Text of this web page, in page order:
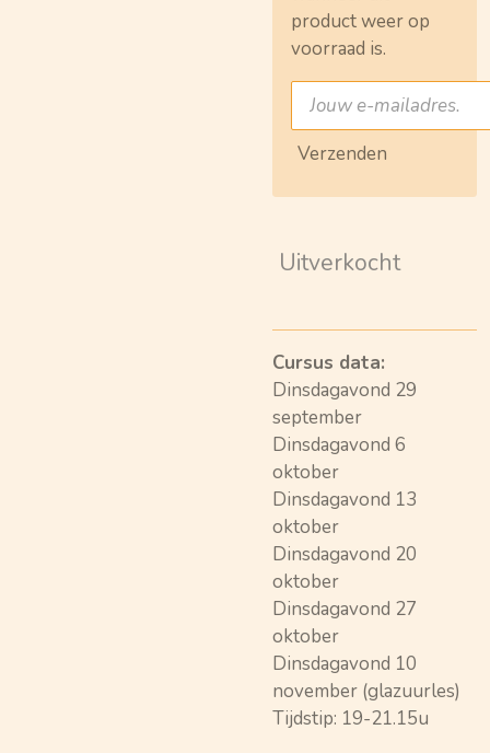
product weer op
voorraad is.
Verzenden
Uitverkocht
Cursus data:
Dinsdagavond 29
september
Dinsdagavond 6
oktober
Dinsdagavond 13
oktober
Dinsdagavond 20
oktober
Dinsdagavond 27
oktober
Dinsdagavond 10
november (glazuurles)
Tijdstip: 19-21.15u